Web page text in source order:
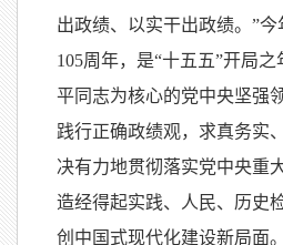
出政绩、以实干出政绩。”
105周年，是“十五五”开局
平同志为核心的党中央坚强
践行正确政绩观，求真务实
决有力地贯彻落实党中央重
造经得起实践、人民、历史
创中国式现代化建设新局面。